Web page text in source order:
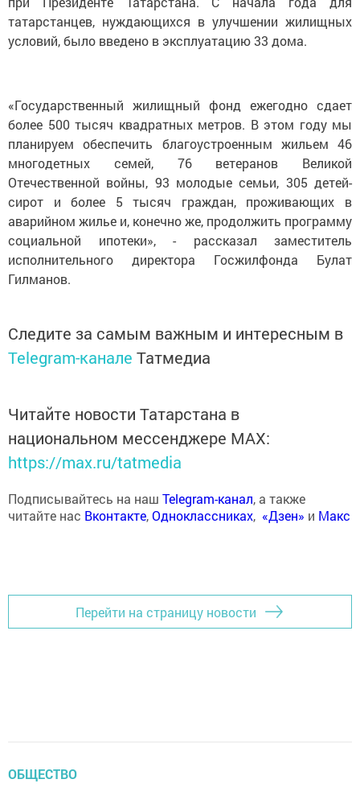
татарстанцев, нуждающихся в улучшении жилищных
условий, было введено в эксплуатацию 33 дома.
«Государственный жилищный фонд ежегодно сдает
более 500 тысяч квадратных метров. В этом году мы
планируем обеспечить благоустроенным жильем 46
многодетных семей, 76 ветеранов Великой
Отечественной войны, 93 молодые семьи, 305 детей-
сирот и более 5 тысяч граждан, проживающих в
аварийном жилье и, конечно же, продолжить программу
социальной ипотеки», - рассказал заместитель
исполнительного директора Госжилфонда Булат
Гилманов.
Следите за самым важным и интересным в
Telegram-канале Татмедиа
Читайте новости Татарстана в
национальном мессенджере MАХ:
https://max.ru/tatmedia
Подписывайтесь на наш Telegram-канал, а также
читайте нас Вконтакте,Одноклассниках, «Дзен» и Макс
Перейти на страницу новости
ОБЩЕСТВО